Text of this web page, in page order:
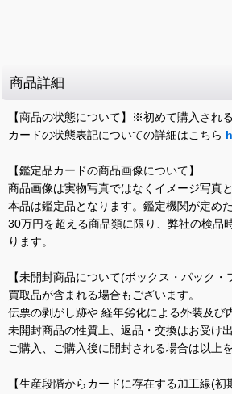
商品詳細
【商品の状態について】※初めて購入され
カードの状態表記についての詳細はこちら
【鑑定品カードの商品画像について】
商品画像は実物写真ではなくイメージ写真
本品は鑑定品となります。鑑定機関が定め
30万円を超える商品類に限り、弊社の検品
ります。
【未開封商品について(ボックス・パック
買取品が含まれる場合もございます。
伝票の剥がし跡や 経年劣化による外装及び
未開封商品の性質上、返品・交換はお受け出
ご購入、ご購入後に開封される場合は以上
【生産段階からカードに存在する加工線(初